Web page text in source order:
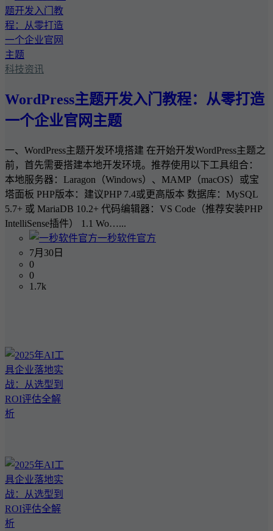
科技资讯
WordPress主题开发入门教程：从零打造
一个企业官网主题
一、WordPress主题开发环境搭建 在开始开发WordPress主题之
前，首先需要搭建本地开发环境。推荐使用以下工具组合：
本地服务器：Laragon（Windows）、MAMP（macOS）或宝
塔面板 PHP版本：建议PHP 7.4或更高版本 数据库：MySQL
5.7+ 或 MariaDB 10.2+ 代码编辑器：VS Code（推荐安装PHP
IntelliSense插件） 1.1 Wo…...
一秒软件官方
7月30日
0
0
1.7k